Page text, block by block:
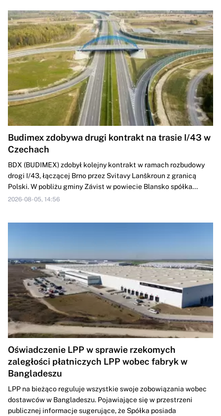
Budimex zdobywa drugi kontrakt na trasie I/43 w
Czechach
BDX (BUDIMEX) zdobył kolejny kontrakt w ramach rozbudowy
drogi ‎I/43, łączącej Brno przez Svitavy Lanškroun z granicą
Polski. W pobliżu gminy ‎Závist w powiecie Blansko spółka...
2026-08-05, 14:56
Oświadczenie LPP w sprawie rzekomych
zaległości płatniczych LPP wobec fabryk w
Bangladeszu
LPP na bieżąco reguluje wszystkie swoje zobowiązania wobec
dostawców w Bangladeszu. Pojawiające się w przestrzeni
publicznej informacje sugerujące, że Spółka posiada